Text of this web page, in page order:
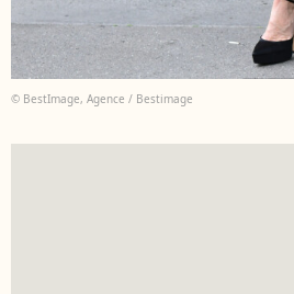
© BestImage, Agence / Bestimage